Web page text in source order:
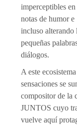
imperceptibles
notas de humor e
incluso alterando
pequeñas
diálogos.
A este
sensaciones se
compositor de la
JUNTOS cuyo
vuelve aquí